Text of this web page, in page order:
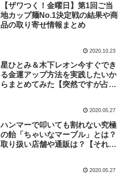
【ザワつく！金曜日】第1回ご当
地カップ麺No.1決定戦の結果や商
品の取り寄せ情報まとめ
2020.10.23
星ひとみ＆木下レオン今すぐでき
る金運アップ方法を実践したいか
らまとめてみた【突然ですが占っ
2020.05.27
ハンマーで叩いても割れない究極
の飴「ちゃいなマーブル」とは？
取り扱い店舗や通販は？【それっ
2020.05.27